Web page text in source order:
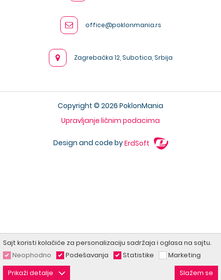
office@poklonmania.rs
Zagrebačka 12, Subotica, Srbija
Copyright © 2026 PoklonMania
Upravljanje ličnim podacima
Design and code byErdSoft
Sajt koristi kolačiće za personalizaciju sadržaja i oglasa na sajtu.
Neophodno
Podešavanja Statistike
Marketing
Prikaži detalje
Slažem se